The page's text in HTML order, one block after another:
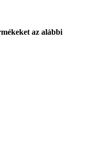
az alábbi